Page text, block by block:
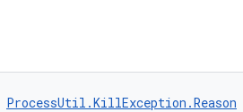
ProcessUtil.KillException.Reason